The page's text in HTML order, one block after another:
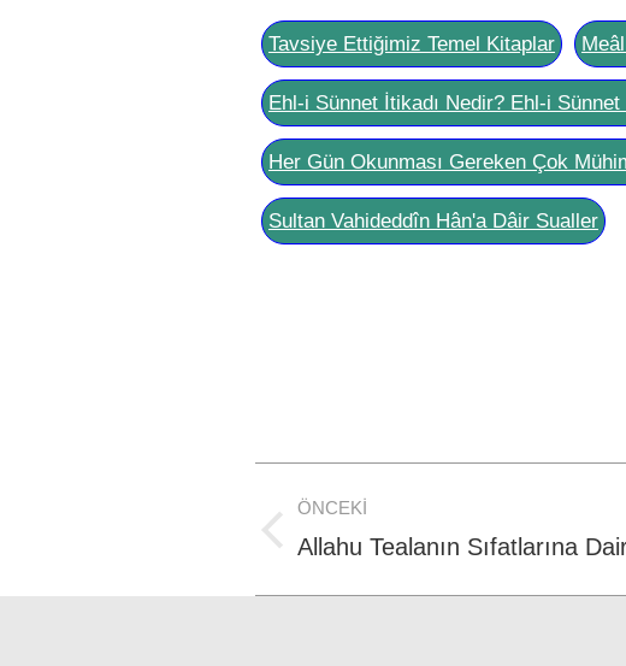
Tavsiye Ettiğimiz Temel Kitaplar
Ehl-i Sünnet İtikadı Nedir? Ehl-i
Her Gün Okunması Gereken Çok
Sultan Vahideddîn Hân'a Dâir Sualler
Post
navigation
ÖNCEKI
Previous
Allahu Tealanın Sıfatlarına